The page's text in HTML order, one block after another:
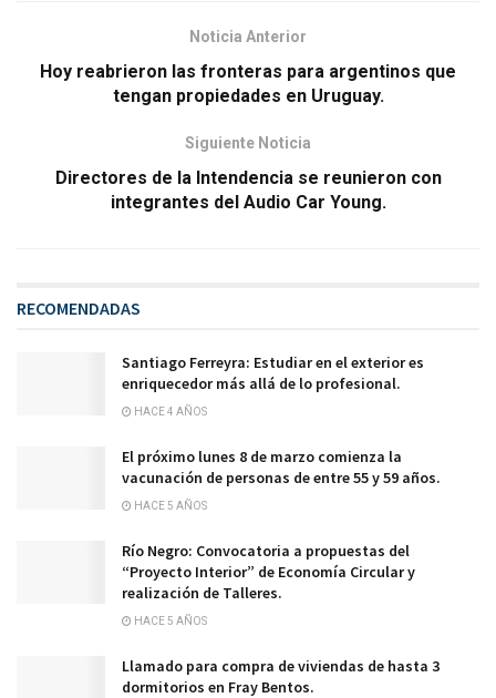
Noticia Anterior
Hoy reabrieron las fronteras para argentinos que
tengan propiedades en Uruguay.
Siguiente Noticia
Directores de la Intendencia se reunieron con
integrantes del Audio Car Young.
RECOMENDADAS
Santiago Ferreyra: Estudiar en el exterior es
enriquecedor más allá de lo profesional.
HACE 4 AÑOS
El próximo lunes 8 de marzo comienza la
vacunación de personas de entre 55 y 59 años.
HACE 5 AÑOS
Río Negro: Convocatoria a propuestas del
“Proyecto Interior” de Economía Circular y
realización de Talleres.
HACE 5 AÑOS
Llamado para compra de viviendas de hasta 3
dormitorios en Fray Bentos.